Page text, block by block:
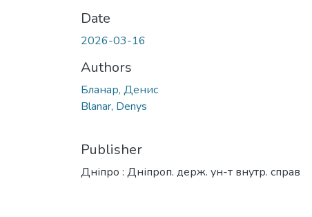
Date
2026-03-16
Authors
Бланар, Денис
Blanar, Denys
Publisher
Дніпро : Дніпроп. держ. ун-т внутр. справ